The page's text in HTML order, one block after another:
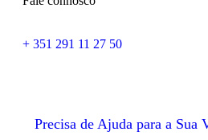
+ 351 291 11 27 50
Precisa de Ajuda para a Sua